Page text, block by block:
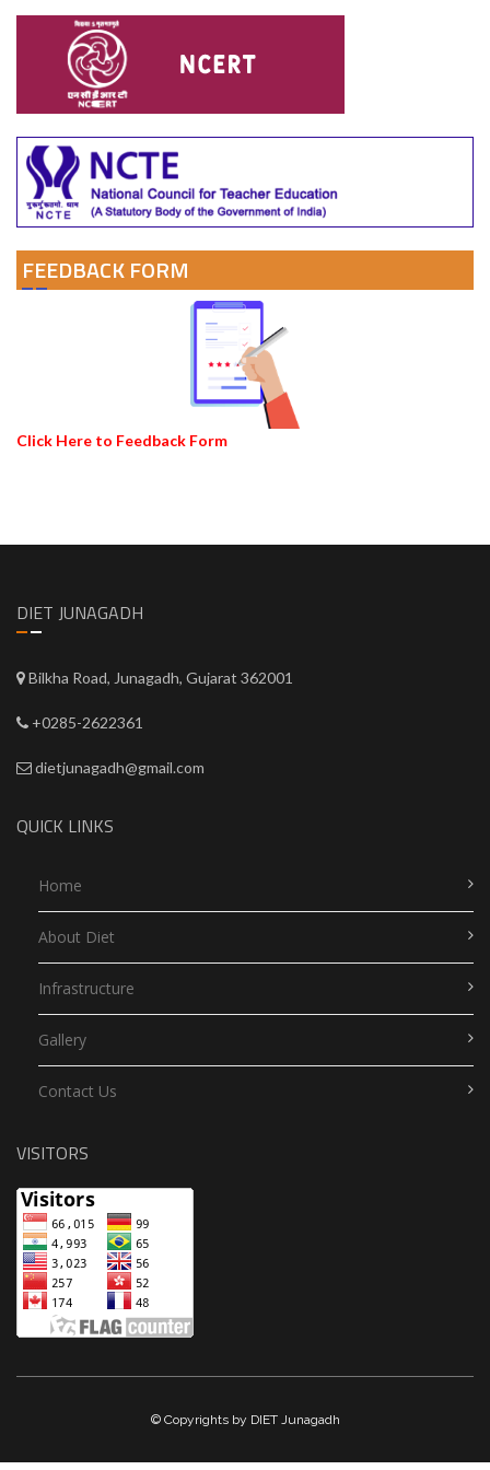
FEEDBACK FORM
Click Here to Feedback Form
DIET JUNAGADH
Bilkha Road, Junagadh, Gujarat 362001
+0285-2622361
dietjunagadh@gmail.com
QUICK LINKS
Home
About Diet
Infrastructure
Gallery
Contact Us
VISITORS
© Copyrights by DIET Junagadh